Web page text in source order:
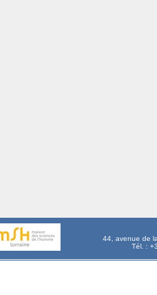
44, avenue de
Tél. :